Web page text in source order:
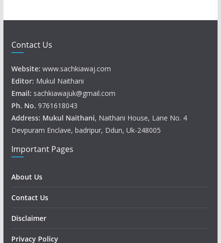
Contact Us
Website: www.sachkiawaj.com
Editor: Mukul Naithani
Email: sachkiawajuk@gmail.com
Ph. No. 9761618043
Address: Mukul Naithani, Naithani House, Lane No. 4
Devpuram Enclave, badripur, Ddun, Uk-248005
Important Pages
About Us
Contact Us
Disclaimer
Privacy Policy